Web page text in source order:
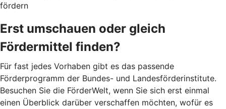
fördern
Erst umschauen oder gleich
Fördermittel finden?
Für fast jedes Vorhaben gibt es das passende
Förderprogramm der Bundes- und Landesförderinstitute.
Besuchen Sie die FörderWelt, wenn Sie sich erst einmal
einen Überblick darüber verschaffen möchten, wofür es